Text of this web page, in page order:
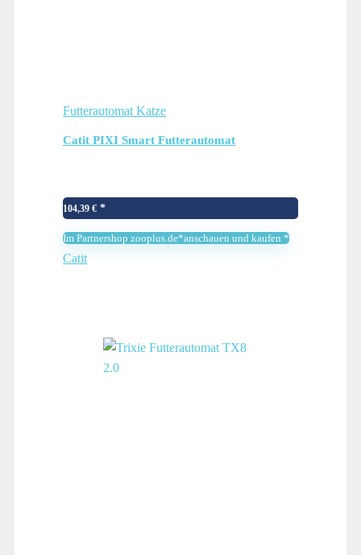
Futterautomat Katze
Catit PIXI Smart Futterautomat
104,39 €
Im Partnershop zooplus.de*anschauen und kaufen *
Catit